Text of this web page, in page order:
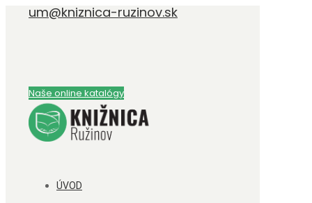
um@kniznica-ruzinov.sk
Naše online katalógy
ÚVOD